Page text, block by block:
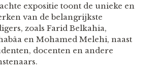
expositie toont de unieke en
van de belangrijkste
zoals Farid Belkahia,
en Mohamed Melehi, naast
docenten en andere